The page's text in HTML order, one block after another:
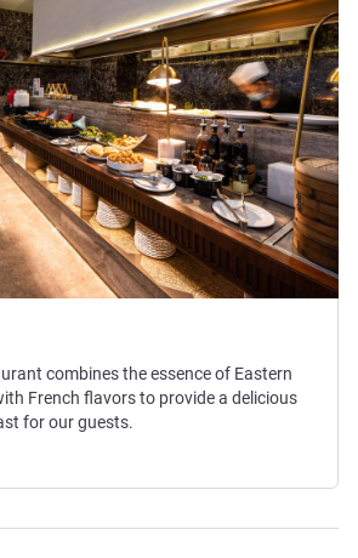
combines the essence of Eastern
French flavors to provide a delicious
for our guests.